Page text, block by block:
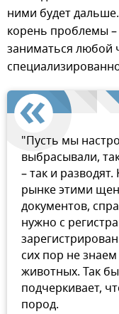
ними будет
корень проблемы
заниматься любой
"Пусть мы
выбрасывали,
– так и
рынке этими
документов,
нужно с
сих пор не
животных. Так
подчеркивает,
пород.